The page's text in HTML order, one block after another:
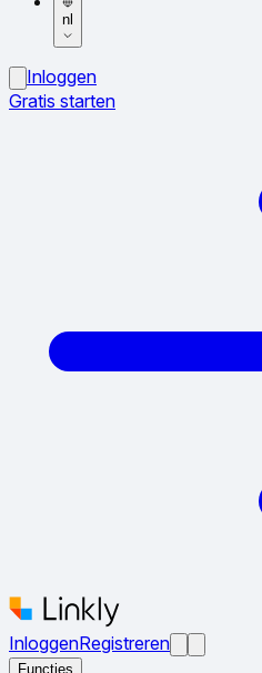
nl
Inloggen
Gratis starten
InloggenRegistreren
Functies